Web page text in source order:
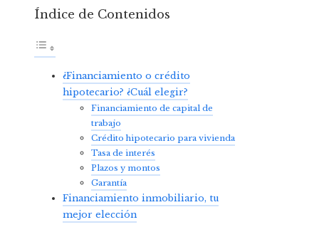
Índice de Contenidos
¿Financiamiento o crédito
hipotecario? ¿Cuál elegir?
Financiamiento de capital de
trabajo
Crédito hipotecario para vivienda
Tasa de interés
Plazos y montos
Garantía
Financiamiento inmobiliario, tu
mejor elección